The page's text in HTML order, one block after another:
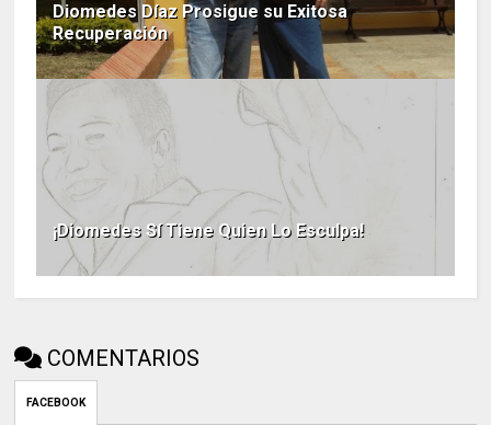
Diomedes Díaz Prosigue su Exitosa
Recuperación
¡Diomedes Sí Tiene Quien Lo Esculpa!
COMENTARIOS
FACEBOOK